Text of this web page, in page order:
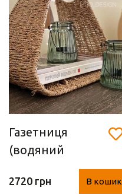
Газетниця
(водяний
гіацинт, 34 х 33 х
29 см)
2720 грн В кошик